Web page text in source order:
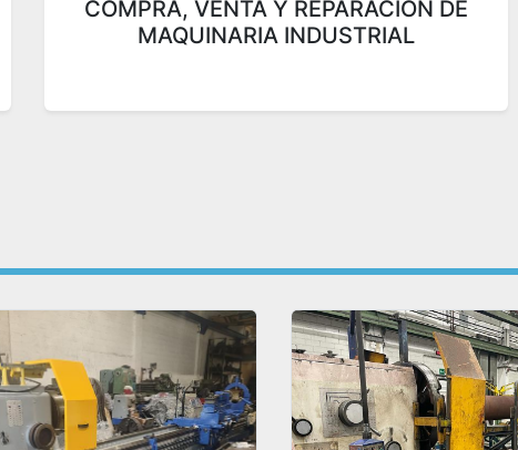
COMPRA, VENTA Y REPARACIÓN DE
MAQUINARIA INDUSTRIAL